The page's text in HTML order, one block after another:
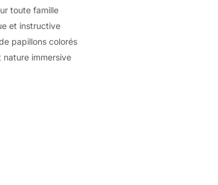
toute famille
et instructive
papillons colorés
nature immersive